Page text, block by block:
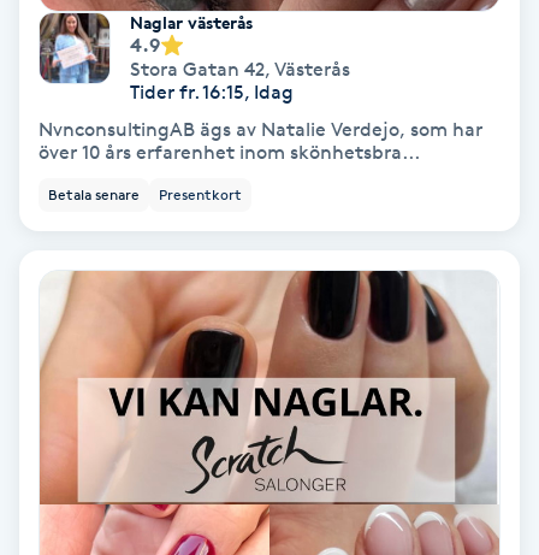
Coachning
Color correction
Cryoterapi
Dermapen
Diamantslipning
Enzympeeling
Extensions
Naglar västerås
4.9
Stora Gatan 42, Västerås
Tider fr. 16:15, Idag
NvnconsultingAB ägs av Natalie Verdejo, som har
över 10 års erfarenhet inom skönhetsbra...
Betala senare Presentkort